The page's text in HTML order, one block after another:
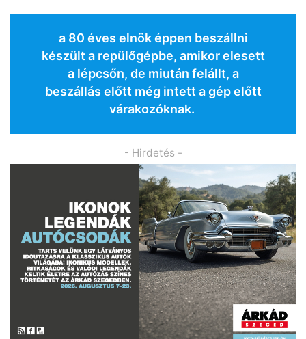
a 80 éves elnök éppen beszállni
készült a repülőgépbe, amikor elesett
a lépcsőn, de miután felállt, a
beszállás előtt még intett a gép előtt
várakozóknak.
- Hirdetés -